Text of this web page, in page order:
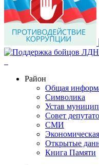
Район
Общая
Символика
Устав
Совет
СМИ
Открытые
Книга Памяти